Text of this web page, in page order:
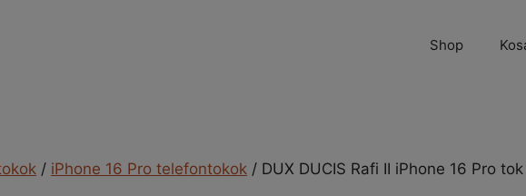
Shop
/ iPhone 16 Pro telefontokok / DUX DUCIS Rafi II iPhone 16 Pro tok